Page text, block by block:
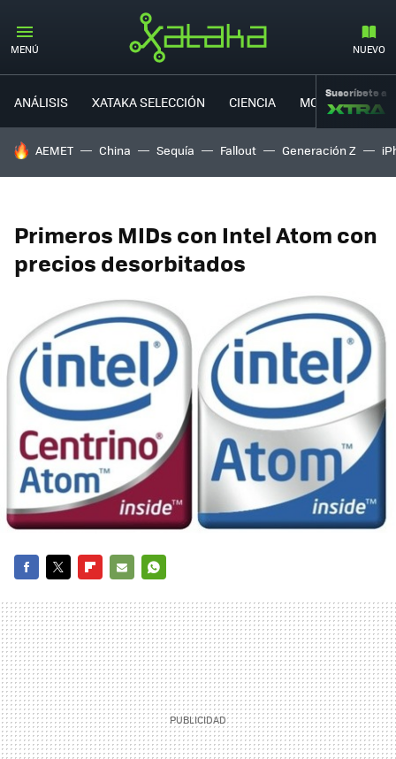
MENÚ NUEVO
ANÁLISIS XATAKA SELECCIÓN CIENCIA MOVILIDAD
Suscríbete a
HOY SE HABLA DE
AEMET China Sequía Fallout Generación Z
Primeros MIDs con Intel Atom con
precios desorbitados
MAIL